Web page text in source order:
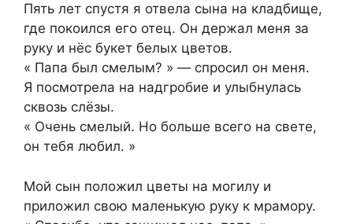
Пять лет спустя я отвела сына на кладбище,
где покоился его отец. Он держал меня за
руку и нёс букет белых цветов.
« Папа был смелым? » — спросил он меня.
Я посмотрела на надгробие и улыбнулась
сквозь слёзы.
« Очень смелый. Но больше всего на свете,
он тебя любил. »
Мой сын положил цветы на могилу и
приложил свою маленькую руку к мрамору.